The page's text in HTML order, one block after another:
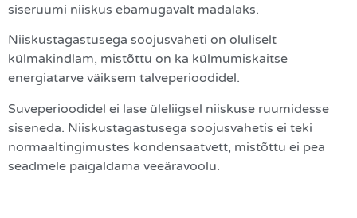
siseruumi niiskus ebamugavalt madalaks.
Niiskustagastusega soojusvaheti on oluliselt
külmakindlam, mistõttu on ka külmumiskaitse
energiatarve väiksem talveperioodidel.
Suveperioodidel ei lase üleliigsel niiskuse ruumidesse
siseneda. Niiskustagastusega soojusvahetis ei teki
normaaltingimustes kondensaatvett, mistõttu ei pea
seadmele paigaldama veeäravoolu.